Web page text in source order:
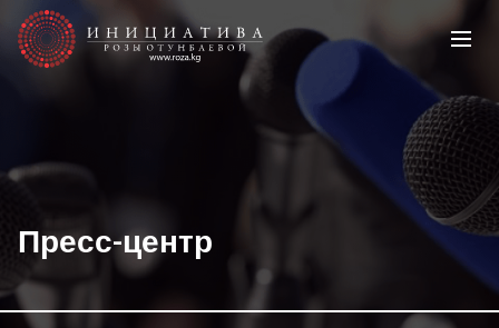
Пресс-центр